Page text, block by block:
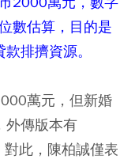
數估算，目的是
排擠資源。
萬元，但新婚
外傳版本有
此，陳柏誠僅表